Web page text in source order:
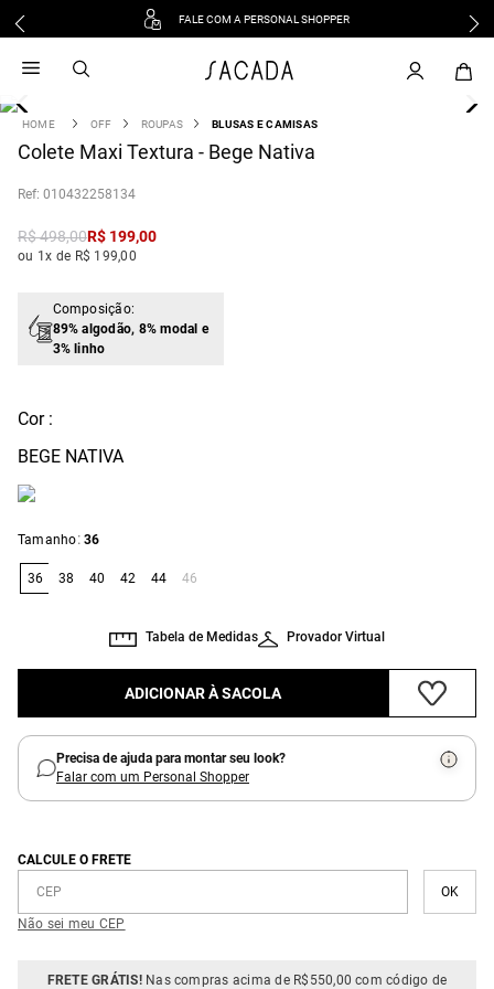
FALE COM A PERSONAL SHOPPER
OFF ROUPAS BLUSAS E CAMISAS
Colete Maxi Textura - Bege Nativa
: 010432258134
R$498,00R$ 199,00
ou 1x de R$ 199,00
Composição:
89% algodão, 8% modal e
3% linho
Cor :
BEGE NATIVA
Tamanho: 36
36 38 40 42 44 46
Provador Virtual
Tabela de Medidas
ADICIONAR À SACOLA
Precisa de ajuda para montar seu look?
Falar com um Personal Shopper
CALCULE O FRETE
Não sei meu CEP
FRETE GRÁTIS!Nas compras acima de R$550,00 com código de
vestido
3 º blusa
º tricot
º macacão
jeans
º vestido curto